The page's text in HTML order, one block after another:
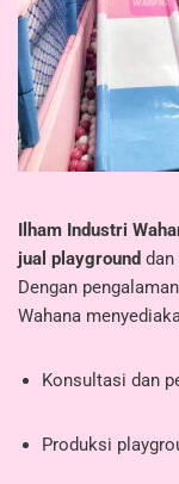
Ilham Industri
jual playground dan
Dengan
Wahana
Konsultasi dan
Produksi